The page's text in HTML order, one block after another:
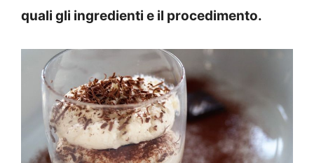
quali gli ingredienti e il procedimento.